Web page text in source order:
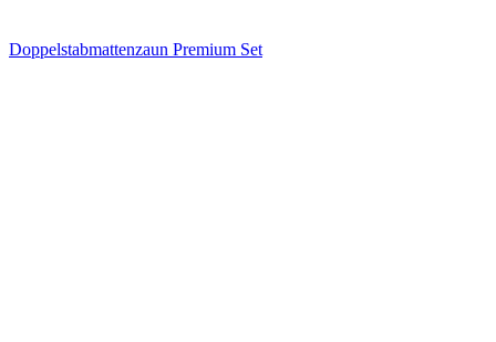
Doppelstabmattenzaun Premium Set